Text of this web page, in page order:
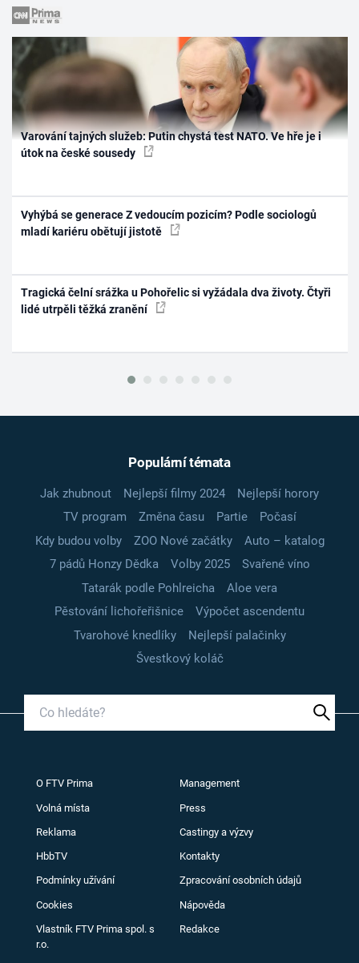
Varování tajných služeb: Putin chystá test NATO. Ve hře je i
útok na české sousedy
Vyhýbá se generace Z vedoucím pozicím? Podle sociologů
mladí kariéru obětují jistotě
Tragická čelní srážka u Pohořelic si vyžádala dva životy. Čtyři
lidé utrpěli těžká zranění
Populární témata
Jak zhubnout Nejlepší filmy 2024
Nejlepší horory
TV program
Změna času Partie
Počasí
Kdy budou volby
ZOO Nové začátky
Auto – katalog
7 pádů Honzy Dědka
Volby 2025
Svařené víno
Tatarák podle Pohlreicha
Aloe vera
Pěstování lichořeřišnice
Výpočet ascendentu
Tvarohové knedlíky
Nejlepší palačinky
Švestkový koláč
O FTV Prima Management
Volná místa Press
Reklama Castingy a výzvy
HbbTV Kontakty
Podmínky užívání Zpracování osobních údajů
Cookies Nápověda
Vlastník FTV Prima spol. s
r.o.
Redakce